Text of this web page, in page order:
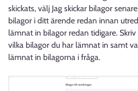
skickats, välj Jag skickar bilagor
bilagor i ditt ärende redan innan
lämnat in bilagor redan tidigare.
vilka bilagor du har lämnat in samt
lämnat in bilagorna i fråga.